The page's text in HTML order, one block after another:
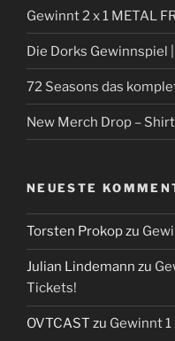
Gewinnt 2 x 1 METAL
Die Dorks Gewinnspiel
72 Seasons das
New Merch Drop –
NEUESTE
Torsten Prokopzu
Julian Lindemann zu
Tickets!
OVTCAST zu Gewinnt 1